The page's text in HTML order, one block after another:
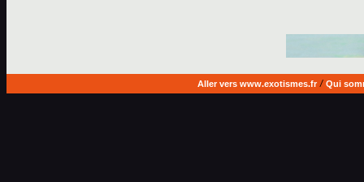
Aller vers www.exotismes.fr/ Qui